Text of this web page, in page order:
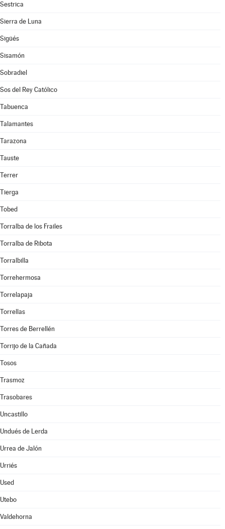
Sestrica
Sierra de Luna
Sigüés
Sisamón
Sobradiel
Sos del Rey Católico
Tabuenca
Talamantes
Tarazona
Tauste
Terrer
Tierga
Tobed
Torralba de los Frailes
Torralba de Ribota
Torralbilla
Torrehermosa
Torrelapaja
Torrellas
Torres de Berrellén
Torrijo de la Cañada
Tosos
Trasmoz
Trasobares
Uncastillo
Undués de Lerda
Urrea de Jalón
Urriés
Used
Utebo
Valdehorna